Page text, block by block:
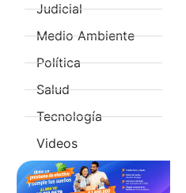
Judicial
Medio Ambiente
Política
Salud
Tecnología
Videos